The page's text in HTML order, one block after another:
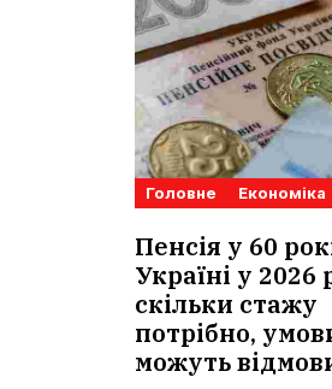
Головне Економіка
Пенсія у 60
Україні у 2026
скільки стажу
потрібно,
можуть